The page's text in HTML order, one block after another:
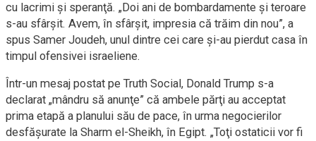
cu lacrimi şi speranţă. „Doi ani de bombardamente şi teroare
s-au sfârşit. Avem, în sfârşit, impresia că trăim din nou”, a
spus Samer Joudeh, unul dintre cei care şi-au pierdut casa în
timpul ofensivei israeliene.
Într-un mesaj postat pe Truth Social, Donald Trump s-a
declarat „mândru să anunţe” că ambele părţi au acceptat
prima etapă a planului său de pace, în urma negocierilor
desfăşurate la Sharm el-Sheikh, în Egipt. „Toţi ostaticii vor fi